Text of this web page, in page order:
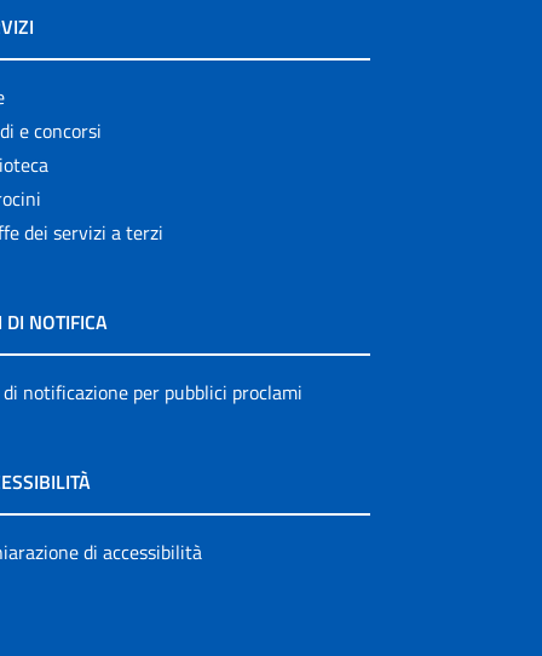
e concorsi
dei servizi a terzi
DI NOTIFICA
notificazione per pubblici proclami
di accessibilità